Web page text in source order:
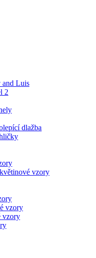
and Luis
2
dlažba
vzory
vzory
vzory